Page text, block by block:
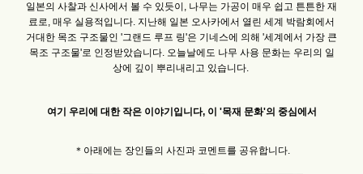
일본의 사찰과 신사에서 볼 수 있듯이, 나무는 가공이 매우 쉽고 튼튼한 재
료로, 매우 실용적입니다. 지난해 일본 오사카에서 열린 세계 박람회에서
거대한 목조 구조물인 '그랜드 루프 링'은 기네스에 의해 '세계에서 가장 큰
목조 구조물'로 인정받았습니다. 오늘날에도 나무 사용 문화는 우리의 일
상에 깊이 뿌리내리고 있습니다.
여기 우리에 대한 작은 이야기입니다, 이 '목재 문화'의 중심에서
＊아래에는 장인들의 사진과 코멘트를 공유합니다.